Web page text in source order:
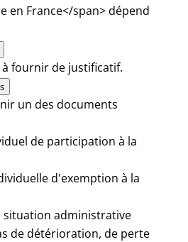
en France</span> dépend
à fournir de justificatif.
un des documents
de participation à la
d'exemption à la
situation administrative
de détérioration, de perte